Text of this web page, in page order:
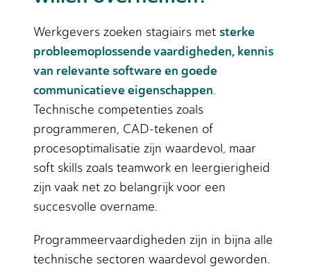
Werkgevers zoeken stagiairs met sterke
probleemoplossende vaardigheden, kennis
van relevante software en goede
communicatieve eigenschappen.
Technische competenties zoals
programmeren, CAD-tekenen of
procesoptimalisatie zijn waardevol, maar
soft skills zoals teamwork en leergierigheid
zijn vaak net zo belangrijk voor een
succesvolle overname.
Programmeervaardigheden zijn in bijna alle
technische sectoren waardevol geworden.